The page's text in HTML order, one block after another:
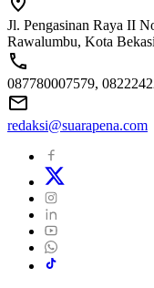
Jl. Pengasinan Raya II
Rawalumbu, Kota
087780007579,
redaksi@suarapena.com